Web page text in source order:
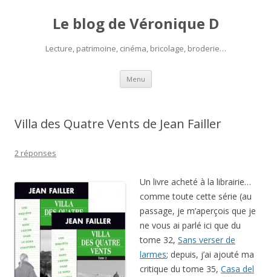
Le blog de Véronique D
Lecture, patrimoine, cinéma, bricolage, broderie…
Menu Aller
contenu
Villa des Quatre Vents de Jean Failler
2 réponses
Un livre acheté à la librairie…
comme toute cette série (au
passage, je m’aperçois que je
ne vous ai parlé ici que du
tome 32, Sans verser de
larmes; depuis, j’ai ajouté ma
critique du tome 35, Casa del